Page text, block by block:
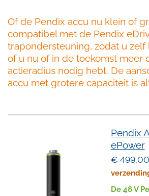
Of de Pendix accu nu klein of
compatibel met de Pendix
trapondersteuning, zodat u zelf
of u nu of in de toekomst meer
actieradius nodig hebt. De
accu met grotere capaciteit is
Pendix
ePower
€ 499,00
De 48 V